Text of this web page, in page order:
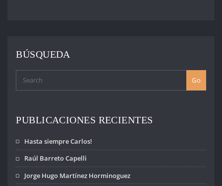
BÚSQUEDA
Go
PUBLICACIONES RECIENTES
Hasta siempre Carlos!
Raúl Barreto Capelli
Jorge Hugo Martínez Horminoguez